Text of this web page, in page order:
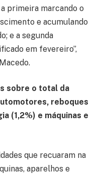
primeira marcando o
e acumulando
e a segunda
em fevereiro”,
sobre o total da
reboques
(1,2%) e máquinas e
que recuaram na
aparelhos e